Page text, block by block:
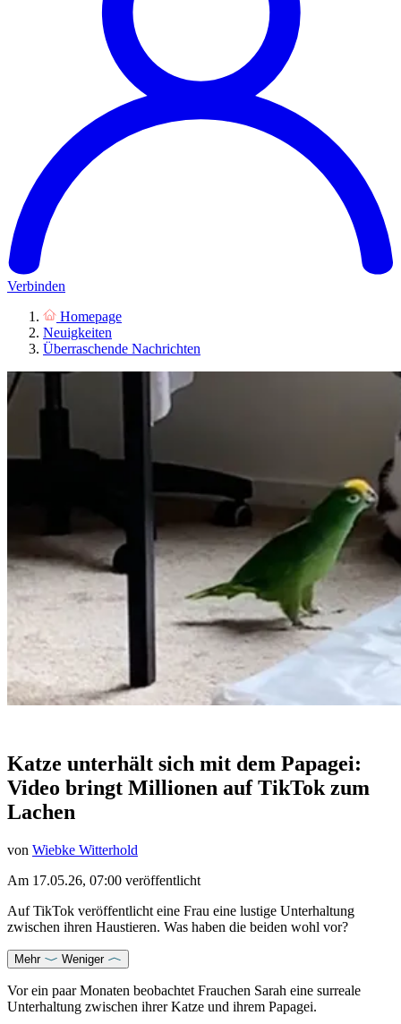
Verbinden
Homepage
Neuigkeiten
Überraschende Nachrichten
Katze unterhält sich mit dem Papagei:
Video bringt Millionen auf TikTok zum
Lachen
von Wiebke Witterhold
Am 17.05.26, 07:00 veröffentlicht
Auf TikTok veröffentlicht eine Frau eine lustige Unterhaltung
zwischen ihren Haustieren. Was haben die beiden wohl vor?
Mehr Weniger
Vor ein paar Monaten beobachtet Frauchen Sarah eine surreale
Unterhaltung zwischen ihrer Katze und ihrem Papagei.